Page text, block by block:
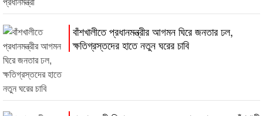
বাঁশখালীতে প্রধানমন্ত্রীর আগমন ঘিরে জনতার ঢল,
ক্ষতিগ্রস্তদের হাতে নতুন ঘরের চাবি